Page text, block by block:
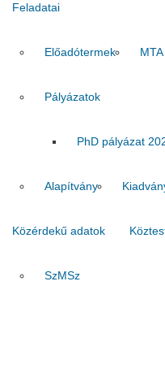
Feladatai
Előadótermek MTA
Pályázatok
PhD pályázat
Alapítvány
Közérdekű adatok
SzMSz